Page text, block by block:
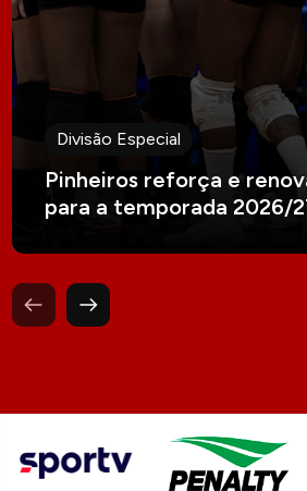
Divisão Especial
Pinheiros reforça e
para a temporada 2026/